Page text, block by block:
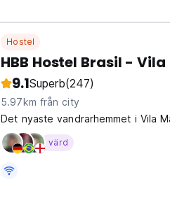
Hostel
HBB Hostel Brasil -
9.1Superb(247)
5.97km från city
Det nyaste vandrarhemmet i Vila
värd